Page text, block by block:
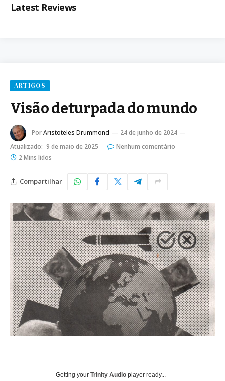
Latest Reviews
ARTIGOS
Visão deturpada do mundo
PorAristoteles Drummond
24 de junho de 2024
Atualizado: 9 de maio de 2025
Nenhum comentário
2 Mins lidos
Compartilhar
Getting your Trinity Audio player ready...